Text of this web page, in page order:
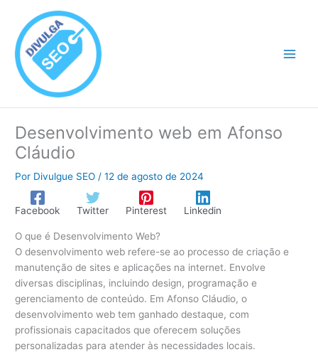
conteúdo
Desenvolvimento web em Afonso
Cláudio
Por Divulgue SEO /12 de agosto de 2024
Facebook Twitter Pinterest Linkedin
O que é Desenvolvimento Web?
O desenvolvimento web refere-se ao processo de criação e
manutenção de sites e aplicações na internet. Envolve
diversas disciplinas, incluindo design, programação e
gerenciamento de conteúdo. Em Afonso Cláudio, o
desenvolvimento web tem ganhado destaque, com
profissionais capacitados que oferecem soluções
personalizadas para atender às necessidades locais.